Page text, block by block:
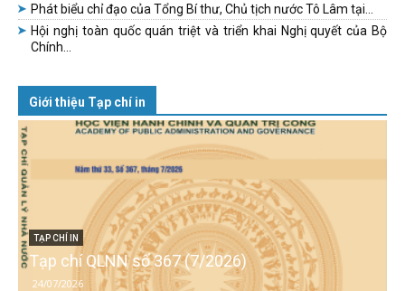
Phát biểu chỉ đạo của Tổng Bí thư, Chủ tịch nước Tô Lâm tại...
Hội nghị toàn quốc quán triệt và triển khai Nghị quyết của Bộ
Chính...
Giới thiệu Tạp chí in
TẠP CHÍ IN
Tạp chí QLNN số 367 (7/2026)
24/07/2026